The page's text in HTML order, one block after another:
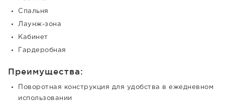
Спальня
Лаунж-зона
Кабинет
Гардеробная
Преимущества:
Поворотная конструкция для удобства в ежедневном
использовании